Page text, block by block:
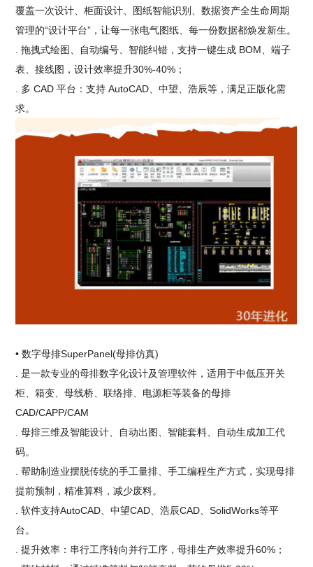
覆盖一次设计、柜面设计、图纸智能识别、数据资产全生命周期
管理的“设计平台”，让每一张电气图纸、每一份数据都焕发新生。
. 拖拽式绘图、自动编号、智能纠错，支持一键生成 BOM、端子
表、接线图，设计效率提升30%-40%；
. 多 CAD 平台：支持 AutoCAD、中望、浩辰等，满足正版化需
求。
• 数字母排SuperPanel(母排仿真)
. 是一款专业的母排数字化设计及管理软件，适用于中低压开关
柜、箱变、母线桥、联络排、电源柜等装备的母排
CAD/CAPP/CAM
. 母排三维及智能设计、自动出图、智能套料、自动生成加工代
码。
. 帮助制造业摆脱传统的手工量排、手工编程生产方式，实现母排
提前预制，精准算料，减少废料。
. 软件支持AutoCAD、中望CAD、浩辰CAD、SolidWorks等平
台。
. 提升效率：串行工序转向并行工序，母排生产效率提升60%；